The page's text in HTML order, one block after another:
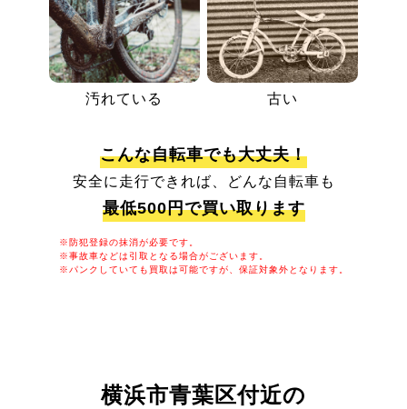
汚れている 古い
こんな自転車でも大丈夫！
安全に走行できれば、どんな自転車も
最低500円で買い取ります
※防犯登録の抹消が必要です。
※事故車などは引取となる場合がございます。
※パンクしていても買取は可能ですが、保証対象外となります。
横浜市青葉区付近の